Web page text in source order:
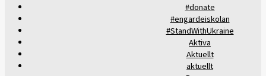
#donate
#engardeiskolan
#StandWithUkraine
Aktiva
Aktuellt
aktuellt